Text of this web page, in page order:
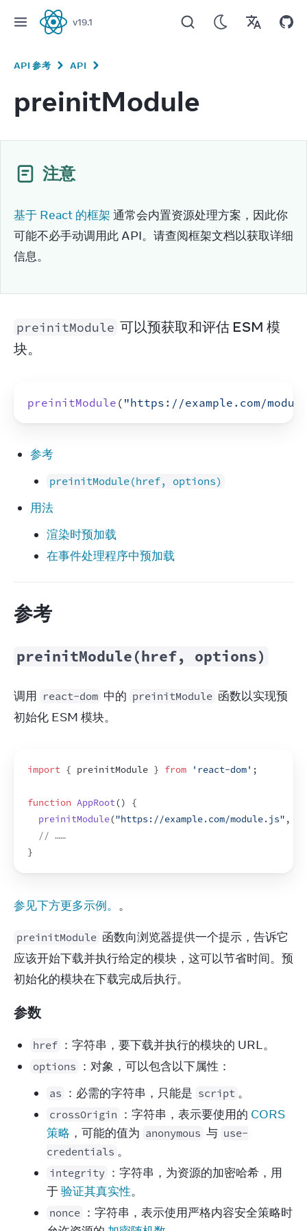
React
v19.1
API 参考 API
preinitModule
注意
基于 React 的框架 通常会内置资源处理方案，因此你
可能不必手动调用此 API。请查阅框架文档以获取详细
信息。
preinitModule 可以预获取和评估 ESM 模
块。
preinitModule ( "https://example.com/
参考
preinitModule(href, options)
用法
渲染时预加载
在事件处理程序中预加载
参考
preinitModule(href, options)
调用 react-dom 中的 preinitModule 函数以实现预
初始化 ESM 模块。
import { preinitModule } from 'react-dom' ;
function AppRoot()
{
preinitModule("https://example.com/module.js" ,
// ……
}
参见下方更多示例。 。
preinitModule 函数向浏览器提供一个提示，告诉它
应该开始下载并执行给定的模块，这可以节省时间。预
初始化的模块在下载完成后执行。
参数
href ：字符串，要下载并执行的模块的 URL。
options ：对象，可以包含以下属性：
as ：必需的字符串，只能是 script 。
crossOrigin ：字符串，表示要使用的 CORS
策略 ，可能的值为 anonymous 与 use-
credentials 。
integrity ：字符串，为资源的加密哈希，用
于验证其真实性。
nonce ：字符串，表示使用严格内容安全策略时